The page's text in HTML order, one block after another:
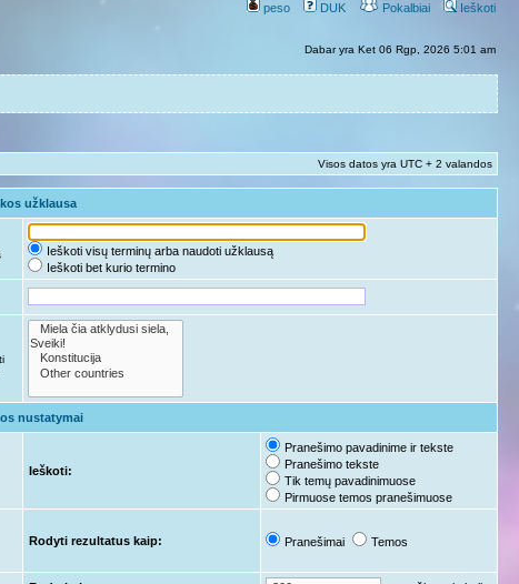
peso
DUK Pokalbiai Ieškoti
Dabar yra Ket 06 Rgp, 2026 5:01 am
Visos datos yra UTC + 2 valandos
užklausa
Ieškoti visų terminų arba naudoti užklausą
Ieškoti bet kurio termino
nustatymai
Ieškoti:
Pranešimo pavadinime ir tekste
Pranešimo tekste
Tik temų pavadinimuose
Pirmuose temos pranešimuose
Rodyti rezultatus kaip: Pranešimai Temos